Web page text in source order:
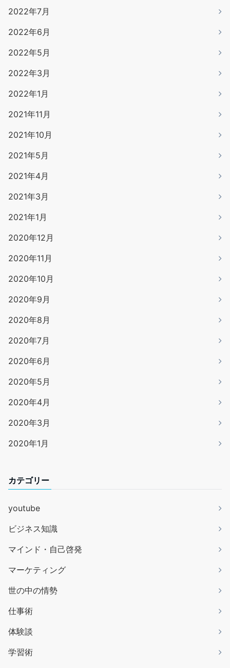
2022年7月
2022年6月
2022年5月
2022年3月
2022年1月
2021年11月
2021年10月
2021年5月
2021年4月
2021年3月
2021年1月
2020年12月
2020年11月
2020年10月
2020年9月
2020年8月
2020年7月
2020年6月
2020年5月
2020年4月
2020年3月
2020年1月
カテゴリー
youtube
ビジネス知識
マインド・自己啓発
マーケティング
世の中の情勢
仕事術
体験談
学習術